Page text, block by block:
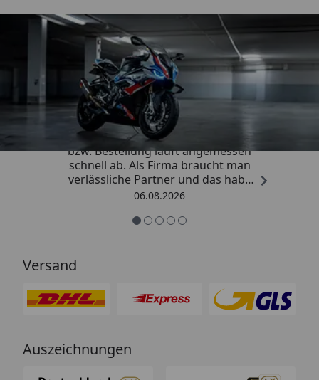
Trusted Shops
4,85/ 5
„Die Abwicklung eines Auftrages
bzw. Bestellung läuft angemessen
schnell ab. Als Firma braucht man
verlässliche Partner und das habe
ich hier gefunden.“
06.08.2026
Versand
Auszeichnungen